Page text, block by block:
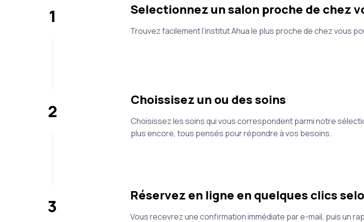
1 Selectionnez un salon proche de chez
Trouvez facilement l’institut Ahua le plus proche de chez vous
2
Choissisez un ou des soins
Choisissez les soins qui vous correspondent parmi notre
plus encore, tous pensés pour répondre à vos besoins.
3
Réservez en ligne en quelques clics
Vous recevrez une confirmation immédiate par e-mail, puis un